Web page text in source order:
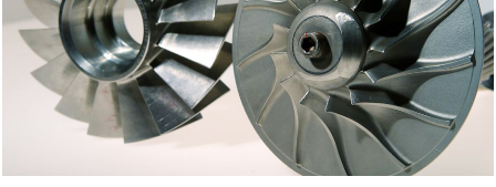
在线飞行激光打标机
CX-3D系列激光打标机
EM-Smart 系列
管材激光切割机
猜球网站-猜球(中国) 机械手臂激光焊接机
电机定转子铁芯单工位激光焊接机
猜球网站-猜球(中国) 双头双工位铁芯激光焊接机
新能源电机定子铁芯激光焊接产线
新能源电机转子铁芯自动检测压铆产线
激光清洗系列
猜球网站-猜球(中国) 清洗机
激光加工服务
电机定转子铁芯快速打样加工服务
水泵风机行业
眼镜行业
水暖洁具行业
科技创恒
加入创恒
猜球网站
展会活动
行业动态
猜球网站-猜球(中国)
底部导航
录